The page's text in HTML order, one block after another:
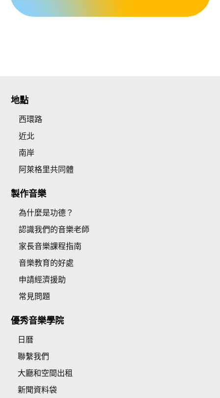
地點
西環路
近北
南岸
阿萊格里共同體
製作音樂
為什麼是功德？
認識我們的音樂老師
家長音樂課程指南
音樂教育的好處
申請經濟援助
常見問題
優秀音樂學院
日曆
聯繫我們
大廳和空間出租
新聞資料袋